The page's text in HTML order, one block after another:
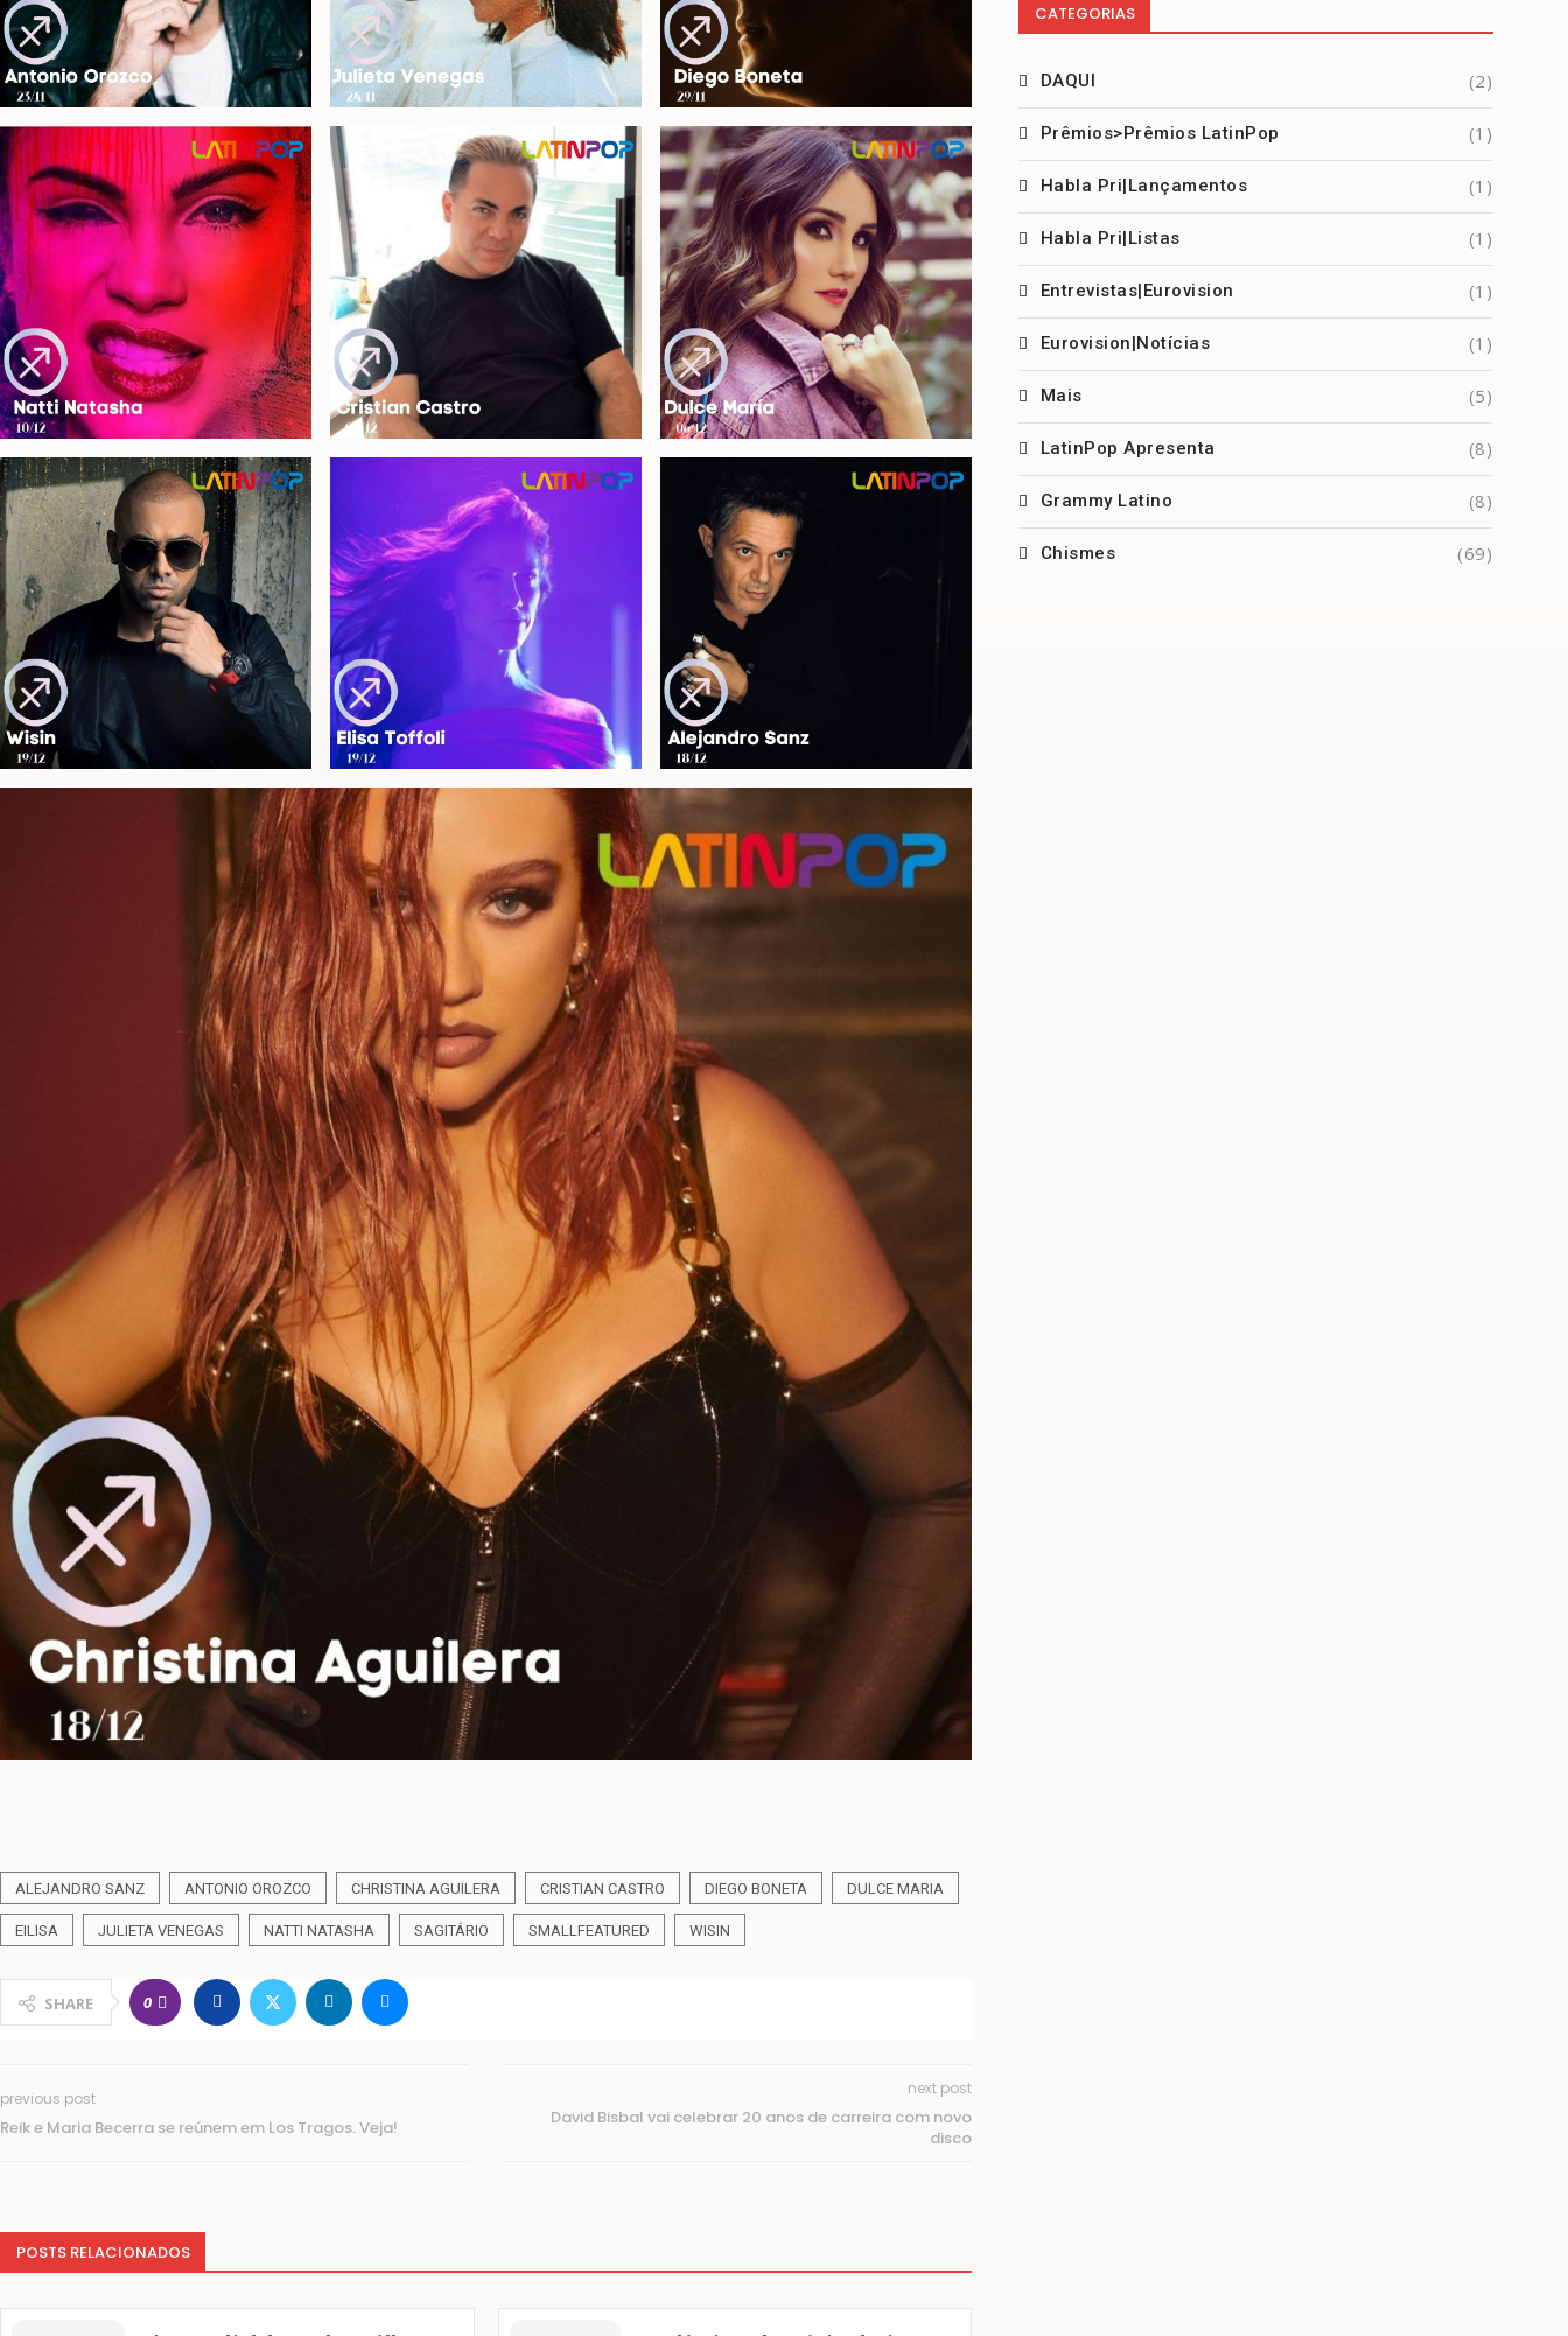
ALEJANDRO SANZ ANTONIO OROZCO CHRISTINA AGUILERA CRISTIAN CASTRO DIEGO BONETA DULCE MARIA
EILISA JULIETA VENEGAS NATTI NATASHA SAGITÁRIO SMALLFEATURED WISIN
SHARE 0
previous post
Reik e Maria Becerra se reúnem em Los Tragos. Veja!
next post
David Bisbal vai celebrar 20 anos de carreira com novo
disco
POSTS RELACIONADOS
CATEGORIAS
DAQUI (2)
Prêmios>Prêmios LatinPop (1)
Habla Pri|Lançamentos (1)
Habla Pri|Listas (1)
Entrevistas|Eurovision (1)
Eurovision|Notícias (1)
Mais (5)
LatinPop Apresenta (8)
Grammy Latino (8)
Chismes (69)